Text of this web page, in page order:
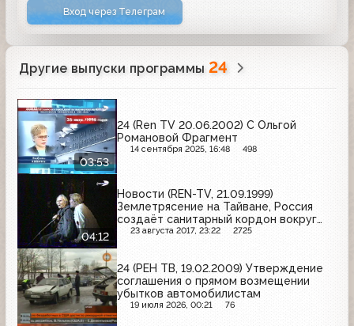
Вход через Телеграм
Другие выпуски программы 24
03:53
24 (Ren TV 20.06.2002) С Ольгой
Романовой Фрагмент
14 сентября 2025, 16:48 498
04:12
Новости (REN-TV, 21.09.1999)
Землетрясение на Тайване, Россия
создаёт санитарный кордон вокруг
Чечни
23 августа 2017, 23:22 2725
24 (РЕН ТВ, 19.02.2009) Утверждение
соглашения о прямом возмещении
убытков автомобилистам
19 июля 2026, 00:21 76